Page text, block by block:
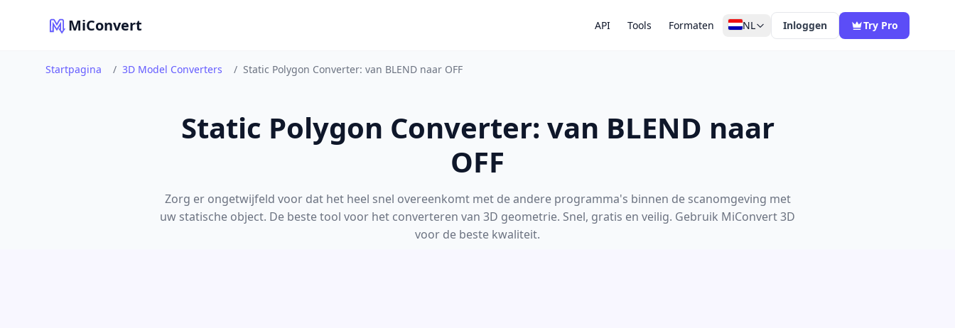
MiConvert API Tools Formaten NL Inloggen Try Pro
Startpagina / 3D Model Converters / Static Polygon Converter: van BLEND naar OFF
Static Polygon Converter: van BLEND naar
OFF
Zorg er ongetwijfeld voor dat het heel snel overeenkomt met de andere programma's binnen de scanomgeving met
uw statische object. De beste tool voor het converteren van 3D geometrie. Snel, gratis en veilig. Gebruik MiConvert 3D
voor de beste kwaliteit.